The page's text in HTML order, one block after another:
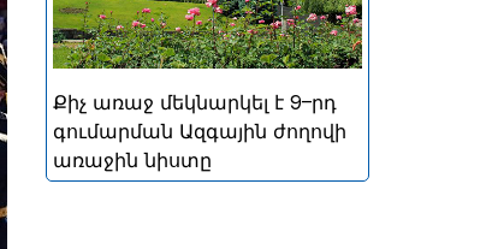
ընտրությունների
արդյունքներով ձևավորված
Հայաստանի 9-րդ գումարման
Ազգային ժողովի առաջին
նիստը
Քիչ առաջ մեկնարկել է 9–րդ
գումարման Ազգային ժողովի
առաջին նիստը